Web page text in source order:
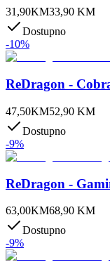
31,90KM33,90 KM
Dostupno
-10%
ReDragon -
47,50KM52,90 KM
Dostupno
-9%
ReDragon -
63,00KM68,90 KM
Dostupno
-9%